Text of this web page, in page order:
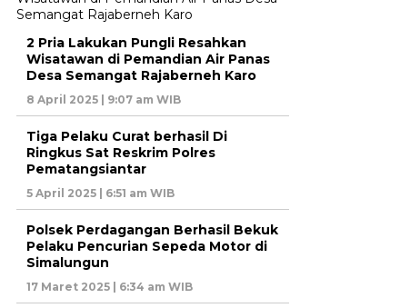
2 Pria Lakukan Pungli Resahkan
Wisatawan di Pemandian Air Panas
Desa Semangat Rajaberneh Karo
8 April 2025 | 9:07 am WIB
Tiga Pelaku Curat berhasil Di
Ringkus Sat Reskrim Polres
Pematangsiantar
5 April 2025 | 6:51 am WIB
Polsek Perdagangan Berhasil Bekuk
Pelaku Pencurian Sepeda Motor di
Simalungun
17 Maret 2025 | 6:34 am WIB